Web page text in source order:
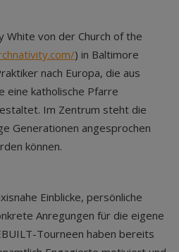
White von der Church of the
) in Baltimore
nach Europa, die aus
eine katholische Pfarre
Im Zentrum steht die
Generationen angesprochen
können.
Einblicke, persönliche
Anregungen für die eigene
Tourneen haben bereits